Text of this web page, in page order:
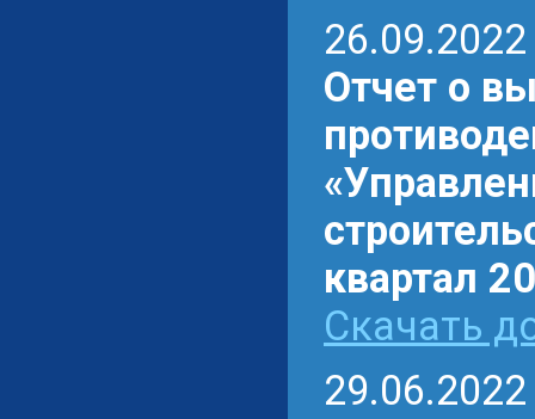
26.09.2022
Отчет о
квартал
Скачать
29.06.2022